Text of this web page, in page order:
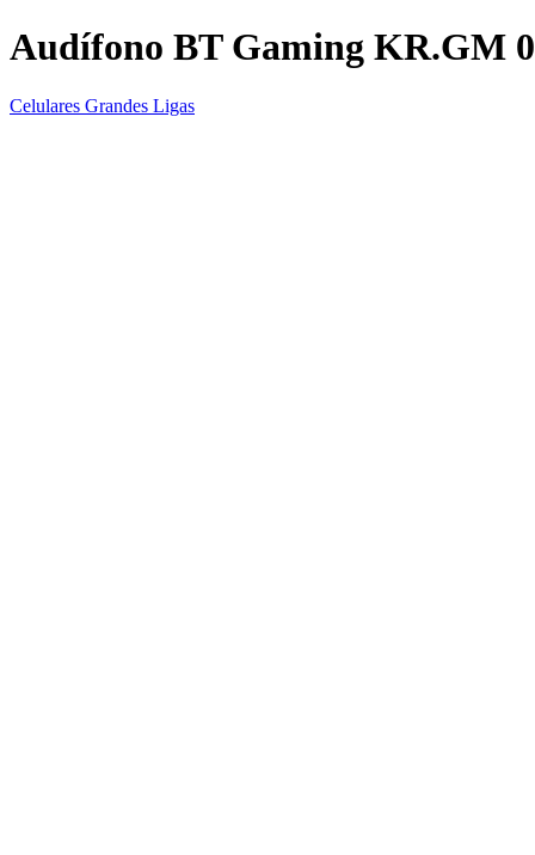
Audífono BT Gaming KR.GM
Celulares Grandes Ligas